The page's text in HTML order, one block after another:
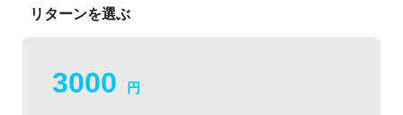
リターンを選ぶ
3000 円